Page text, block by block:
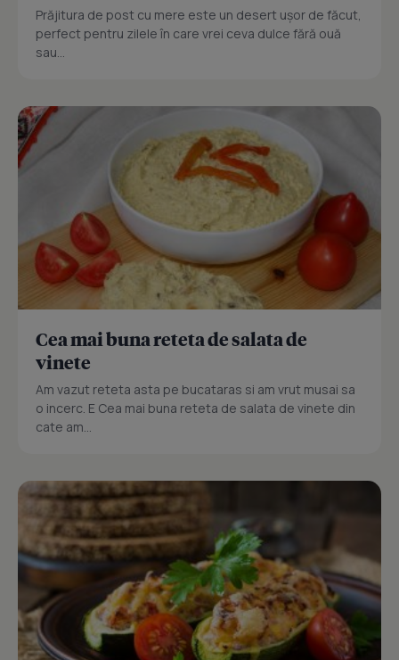
Prăjitura de post cu mere este un desert ușor de făcut,
perfect pentru zilele în care vrei ceva dulce fără ouă
sau...
Cea mai buna reteta de salata de
vinete
Am vazut reteta asta pe bucataras si am vrut musai sa
o incerc. E Cea mai buna reteta de salata de vinete din
cate am...